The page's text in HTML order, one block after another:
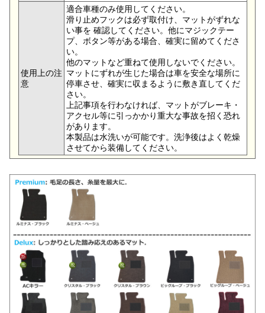
使用上の注
意
適合車種のみ使用してください。
滑り止めフックは必ず取付け、マットがずれな
い事を 確認してください。他にマジックテー
プ、ボタン等がある場合、確実に留めてくださ
い。
他のマットなど重ねて使用しないでください。
マットにずれが生じた場合は車を安全な場所に
停車させ、確実に収まるように敷き直してくだ
さい。
上記事項を行わなければ、マットがブレーキ・
アクセル等に引っかかり重大な事故を招く恐れ
があります。
本製品は水洗いが可能です。洗浄後はよく乾燥
させてから装備してください。